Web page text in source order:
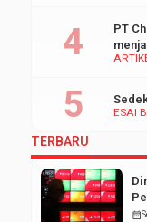
PT
ESAI
TERBARU
calendar_month